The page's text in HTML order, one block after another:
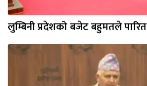
लुम्बिनी प्रदेशको बजेट बहुमतले पारित